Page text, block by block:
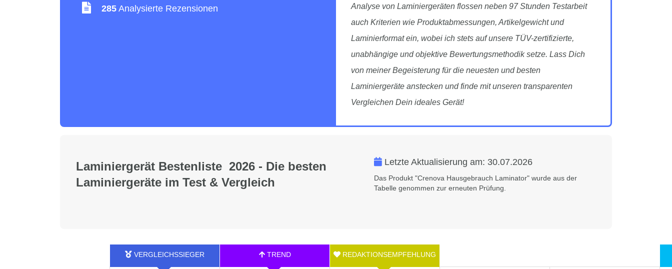
285 Analysierte Rezensionen
Analyse von Laminiergeräten flossen neben 97 Stunden Testarbeit
auch Kriterien wie Produktabmessungen, Artikelgewicht und
Laminierformat ein, wobei ich stets auf unsere TÜV-zertifizierte,
unabhängige und objektive Bewertungsmethodik setze. Lass Dich
von meiner Begeisterung für die neuesten und besten
Laminiergeräte anstecken und finde mit unseren transparenten
Vergleichen Dein ideales Gerät!
Laminiergerät Bestenliste 2026 - Die besten
Laminiergeräte im Test & Vergleich
Letzte Aktualisierung am: 30.07.2026
Das Produkt "Crenova Hausgebrauch Laminator" wurde aus der
Tabelle genommen zur erneuten Prüfung.